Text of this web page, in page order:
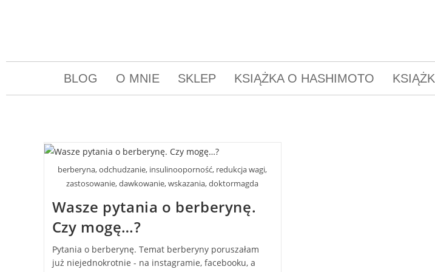
BLOG O MNIE SKLEP KSIĄŻKA O HASHIMOTO
berberyna, odchudzanie, insulinooporność, redukcja wagi,
zastosowanie, dawkowanie, wskazania, doktormagda
Wasze pytania o berberynę.
Czy mogę…?
Pytania o berberynę. Temat berberyny poruszałam
już niejednokrotnie - na instagramie, facebooku, a